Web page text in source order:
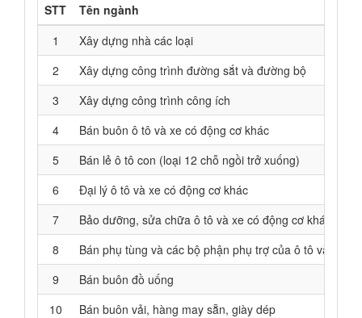
STT
Tên ngành
1
Xây dựng nhà các loại
2
Xây dựng công trình đường sắt và đường bộ
3
Xây dựng công trình công ích
4
Bán buôn ô tô và xe có động cơ khác
5
Bán lẻ ô tô con (loại 12 chỗ ngồi trở xuống)
6
Đại lý ô tô và xe có động cơ khác
7
Bảo dưỡng, sửa chữa ô tô và xe có động cơ khác
8
Bán phụ tùng và các bộ phận phụ trợ của ô tô và xe
9
Bán buôn đồ uống
10
Bán buôn vải, hàng may sẵn, giày dép